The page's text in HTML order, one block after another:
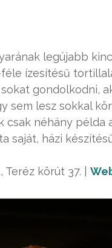
legújabb
ízesítésű
gondolkodni,
sem lesz sokkal
csak néhány példa
saját, házi
körút 37. |